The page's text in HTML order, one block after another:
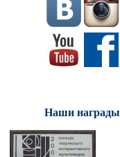
Наши награды